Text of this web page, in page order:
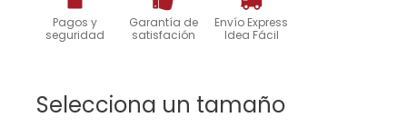
Pagos y
seguridad
Garantía de
satisfación
Envío Express
Idea Fácil
Selecciona un tamaño